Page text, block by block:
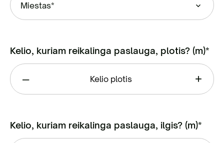
Miestas*
Kelio, kuriam reikalinga paslauga, plotis? (m)*
– +
Kelio, kuriam reikalinga paslauga, ilgis? (m)*